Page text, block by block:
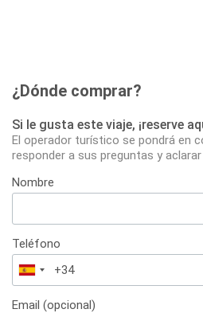
¿Dónde comprar?
Si le gusta este viaje, ¡reserve
El operador turístico se pondrá en
responder a sus preguntas y
Nombre
Teléfono
España
+34
Email (opcional)